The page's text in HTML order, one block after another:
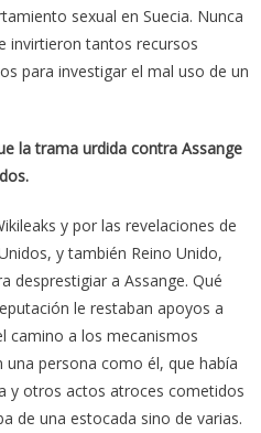
sexual en Suecia. Nunca
invirtieron tantos recursos
para investigar el mal uso de un
la trama urdida contra Assange
y por las revelaciones de
y también Reino Unido,
desprestigiar a Assange. Qué
le restaban apoyos a
camino a los mecanismos
una persona como él, que había
y otros actos atroces cometidos
de una estocada sino de varias.